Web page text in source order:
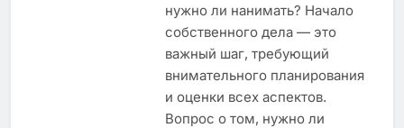
нужно ли нанимать? Начало
собственного дела — это
важный шаг, требующий
внимательного планирования
и оценки всех аспектов.
Вопрос о том, нужно ли